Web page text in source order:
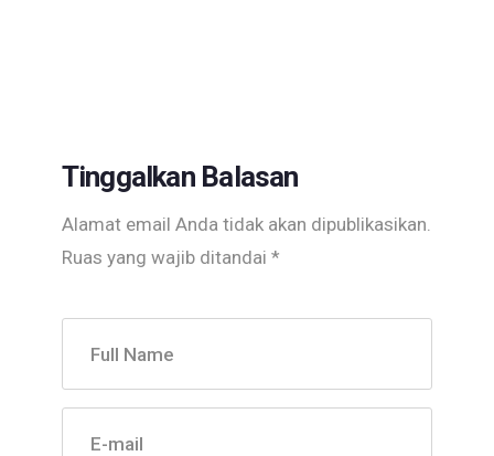
Tinggalkan Balasan
Alamat email Anda tidak akan dipublikasikan.
Ruas yang wajib ditandai *
Full Name
E-mail